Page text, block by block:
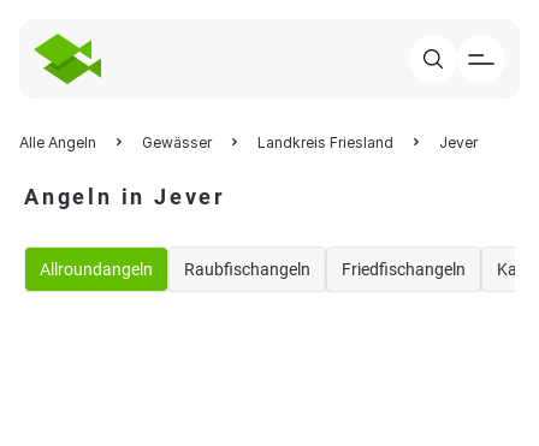
Alle Angeln Gewässer Landkreis Friesland Jever
Angeln in Jever
Allroundangeln Raubfischangeln Friedfischangeln